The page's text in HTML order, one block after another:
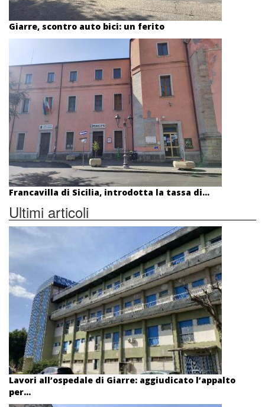
Giarre, scontro auto bici: un ferito
Francavilla di Sicilia, introdotta la tassa di...
Ultimi articoli
Lavori all’ospedale di Giarre: aggiudicato l’appalto
per...